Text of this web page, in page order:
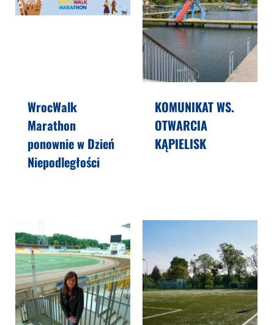
WrocWalk
Marathon
ponownie w Dzień
Niepodległości
KOMUNIKAT WS.
OTWARCIA
KĄPIELISK